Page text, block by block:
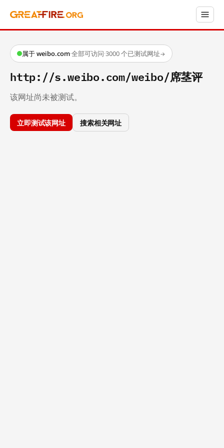
属于 weibo.com·全部可访问·3000 个已测试网址→
http://s.weibo.com/weibo/席茎评
该网址尚未被测试。
立即测试该网址 搜索相关网址